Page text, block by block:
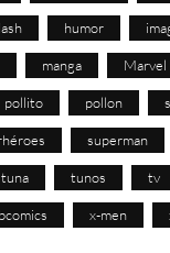
humor
manga Marvel
pollito pollon
superman
tuna tunos tv
x-men